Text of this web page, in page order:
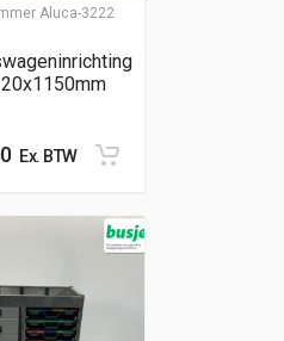
Aluca-3222
Ex. BTW